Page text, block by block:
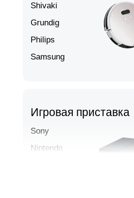
Shivaki
Grundig
Philips
Samsung
Игровая приставка
Sony
Nintendo